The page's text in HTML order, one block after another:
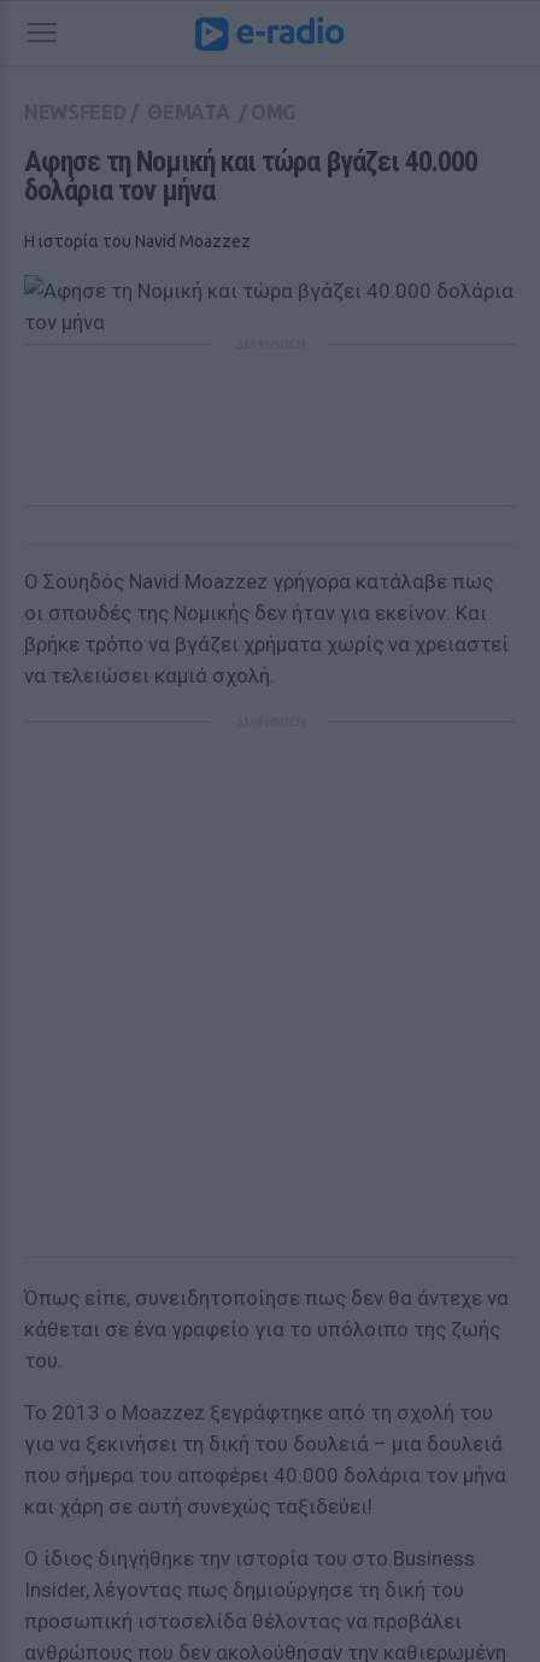
Αφησε τη Νομική και τώρα βγάζει 40.000
δολάρια τον μήνα
H ιστορία του Navid Moazzez
Ο Σουηδός Navid Moazzez γρήγορα κατάλαβε πως
οι σπουδές της Νομικής δεν ήταν για εκείνον. Και
βρήκε τρόπο να βγάζει χρήματα χωρίς να χρειαστεί
να τελειώσει καμιά σχολή.
Όπως είπε, συνειδητοποίησε πως δεν θα άντεχε να
κάθεται σε ένα γραφείο για το υπόλοιπο της ζωής
του.
Το 2013 ο Moazzez ξεγράφτηκε από τη σχολή του
για να ξεκινήσει τη δική του δουλειά – μια δουλειά
που σήμερα του αποφέρει 40.000 δολάρια τον μήνα
και χάρη σε αυτή συνεχώς ταξιδεύει!
Ο ίδιος διηγήθηκε την ιστορία του στο Business
Insider, λέγοντας πως δημιούργησε τη δική του
προσωπική ιστοσελίδα θέλοντας να προβάλει
ανθρώπους που δεν ακολούθησαν την καθιερωμένη